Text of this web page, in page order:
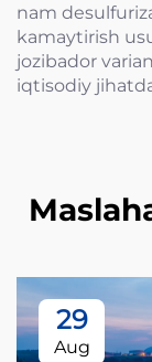
nam
kamaytirish
jozibador
iqtisodiy
29
Aug